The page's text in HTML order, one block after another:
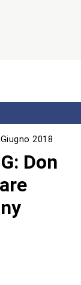
2018
Don